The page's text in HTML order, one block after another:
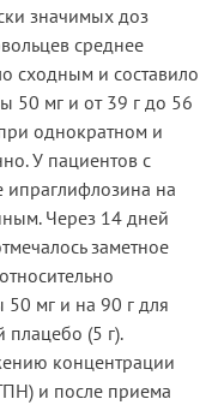
значимых доз
среднее
сходным и составило
50 мг и от 39 г до 56
однократном и
У пациентов с
ипраглифлозина на
Через 14 дней
заметное
50 мг и на 90 г для
плацебо (5 г).
концентрации
и после приема